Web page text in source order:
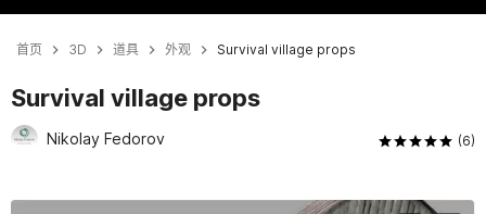
首页 3D 道具 外观 Survival village props
Survival village props
Nikolay Fedorov (6)